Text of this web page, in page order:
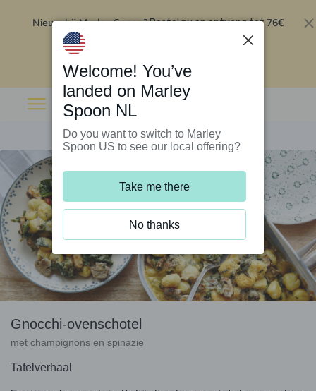
Nieuw bij Marley Spoon?Bestel nu en ontvang tot 76€
Gnocchi-ovenschotel
met champignons en spinazie
Tafelverhaal
Welcome! You’ve
landed on Marley
Spoon NL
Do you want to switch to Marley
Spoon US to see our local offering?
Take me there
No thanks